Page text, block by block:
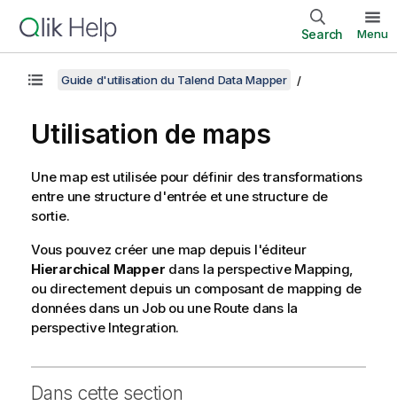
Search Menu
Guide d'utilisation du Talend Data Mapper
Utilisation de maps
Une map est utilisée pour définir des transformations
entre une structure d'entrée et une structure de
sortie.
Vous pouvez créer une map depuis l'éditeur
Hierarchical Mapper dans la perspective Mapping,
ou directement depuis un composant de mapping de
données dans un Job ou une Route dans la
perspective Integration.
Dans cette section